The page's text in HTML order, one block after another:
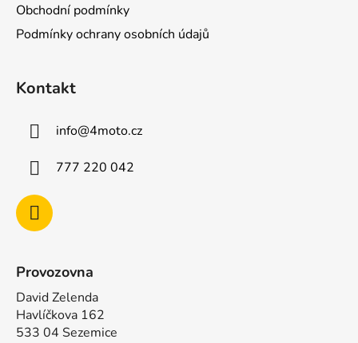
Obchodní podmínky
Podmínky ochrany osobních údajů
Kontakt
info@4moto.cz
777 220 042
Provozovna
David Zelenda
Havlíčkova 162
533 04 Sezemice